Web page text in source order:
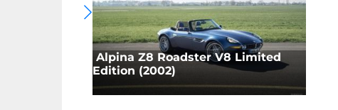
Alpina Z8 Roadster V8 Limited
Edition (2002)